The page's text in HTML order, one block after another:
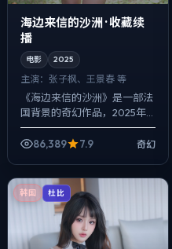
海边来信的沙洲 · 收藏续
播
电影 2025
主演： 张子枫、王景春 等
《海边来信的沙洲》是一部法
国背景的奇幻作品，2025年
公映，由洪常秀执导，张子
枫、王景春、周迅等主演。配
86,389 7.9 奇幻
韩国 杜比